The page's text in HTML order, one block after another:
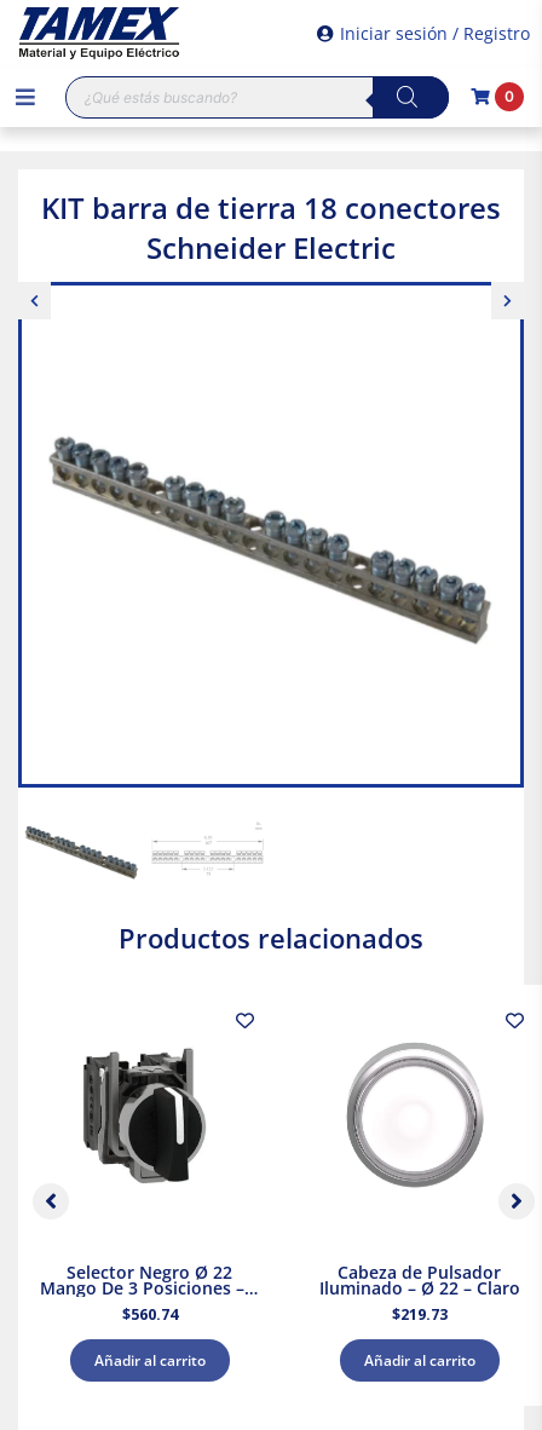
Iniciar sesión / Registro
Búsqueda
de
productos
0
KIT barra de tierra 18 conectores
Schneider Electric
Productos relacionados
Selector Negro Ø 22
Mango De 3 Posiciones – 2
$560.74
Añadir al carrito
Cabeza de Pulsador
Iluminado – Ø 22 – Claro
$219.73
Añadir al carrito